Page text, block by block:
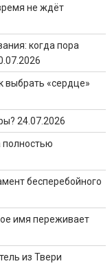
не ждёт
когда пора
выбрать «сердце»
24.07.2026
полностью
бесперебойного
имя переживает
из Твери